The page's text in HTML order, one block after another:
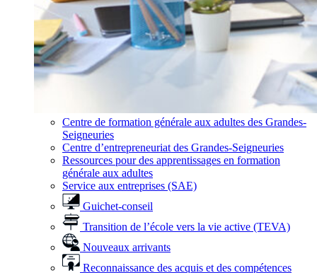
Centre de formation générale aux adultes des Grandes-
Seigneuries
Centre d’entrepreneuriat des Grandes-Seigneuries
Ressources pour des apprentissages en formation
générale aux adultes
Service aux entreprises (SAE)
Guichet-conseil
Transition de l’école vers la vie active (TEVA)
Nouveaux arrivants
Reconnaissance des acquis et des compétences